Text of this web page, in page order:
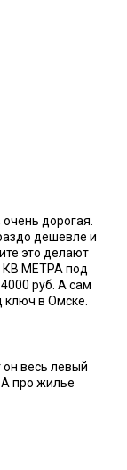
дорогая.
дешевле и
это делают
КВ МЕТРА под
руб. А сам
ключ в Омске.
он весь левый
А про жилье